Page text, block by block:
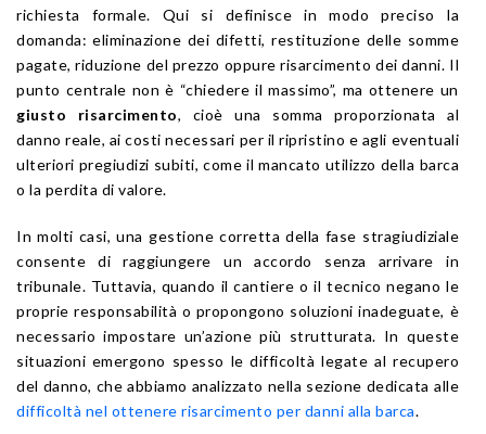
richiesta formale. Qui si definisce in modo preciso la
domanda: eliminazione dei difetti, restituzione delle somme
pagate, riduzione del prezzo oppure risarcimento dei danni. Il
punto centrale non è “chiedere il massimo”, ma ottenere un
giusto risarcimento, cioè una somma proporzionata al
danno reale, ai costi necessari per il ripristino e agli eventuali
ulteriori pregiudizi subiti, come il mancato utilizzo della barca
o la perdita di valore.
In molti casi, una gestione corretta della fase stragiudiziale
consente di raggiungere un accordo senza arrivare in
tribunale. Tuttavia, quando il cantiere o il tecnico negano le
proprie responsabilità o propongono soluzioni inadeguate, è
necessario impostare un’azione più strutturata. In queste
situazioni emergono spesso le difficoltà legate al recupero
del danno, che abbiamo analizzato nella sezione dedicata alle
difficoltà nel ottenere risarcimento per danni alla barca.